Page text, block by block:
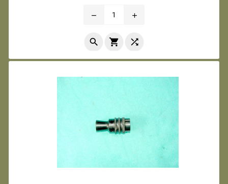
remove add
  